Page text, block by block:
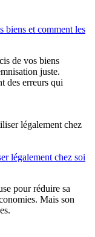
biens et comment les
de vos biens
juste.
des erreurs qui
légalement chez soi
pour réduire sa
Mais son